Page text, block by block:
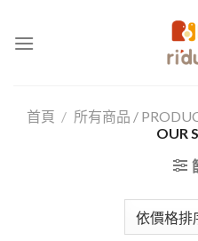
content
首頁 / 所有商品 /
OUR